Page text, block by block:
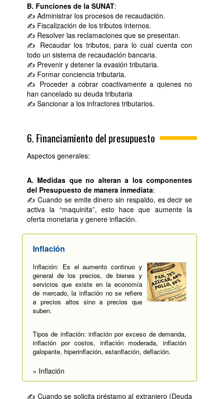
B. Funciones de la SUNAT:
✍ Administrar los procesos de recaudación.
✍ Fiscalización de los tributos internos.
✍ Resolver las reclamaciones que se presentan.
✍ Recaudar los tributos, para lo cual cuenta con
todo un sistema de recaudación bancaria.
✍ Prevenir y detener la evasión tributaria.
✍ Formar conciencia tributaria.
✍ Proceder a cobrar coactivamente a quienes no
han cancelado su deuda tributaria
✍ Sancionar a los infractores tributarios.
6. Financiamiento del presupuesto
Aspectos generales:
A. Medidas que no alteran a los componentes
del Presupuesto de manera inmediata:
✍ Cuando se emite dinero sin respaldo, es decir se
activa la “maquinita”, esto hace que aumente la
oferta monetaria y genere inflación.
Inflación
Inflación: Es el aumento continuo y
general de los precios, de bienes y
servicios que existe en la economía
de mercado, la inflación no se refiere
a precios altos sino a precios que
suben.
Tipos de inflación: inflación por exceso de demanda,
inflación por costos, inflación moderada, inflación
galopante, hiperinflación, estanflación, deflación.
» Inflación
✍ Cuando se solicita préstamo al extranjero (Deuda